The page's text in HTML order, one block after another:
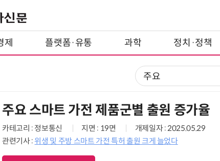
제 플랫폼·유통 과학 정치·정책
주요 스마트 가전 제품군별 출원 증가율
카테고리 : 정보통신 지면 : 19면
개제일자 : 2025.05.29
관련기사 :위생 및 주방 스마트 가전 특허 출원 크게 늘었다